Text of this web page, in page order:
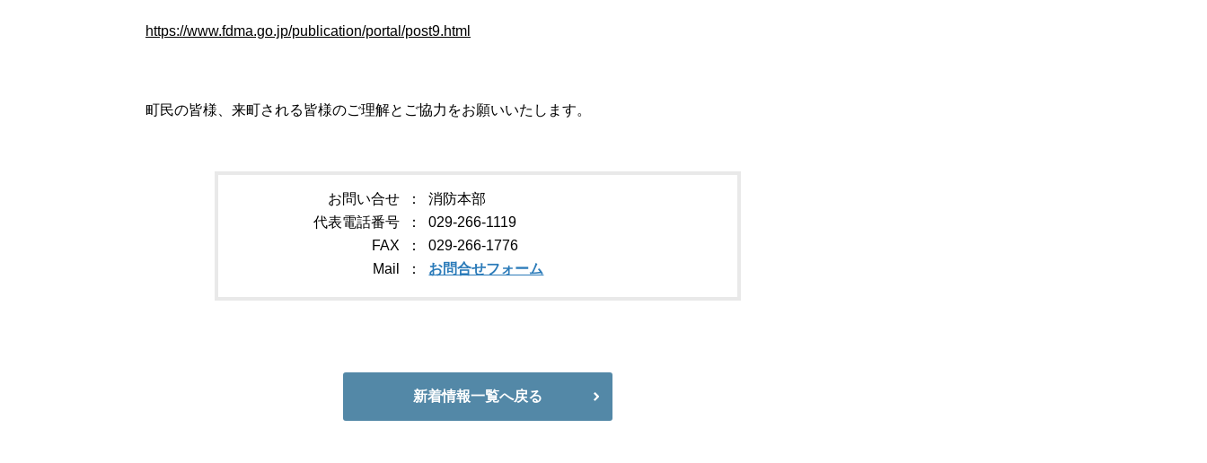
https://www.fdma.go.jp/publication/portal/post9.html
町民の皆様、来町される皆様のご理解とご協力をお願いいたします。
お問い合せ
消防本部
代表電話番号
029-266-1119
FAX
029-266-1776
Mail
お問合せフォーム
新着情報一覧へ戻る